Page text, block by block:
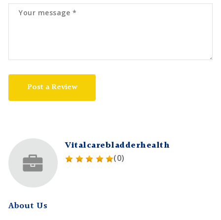
Post a Review
Vitalcarebladderhealth
(0)
About Us